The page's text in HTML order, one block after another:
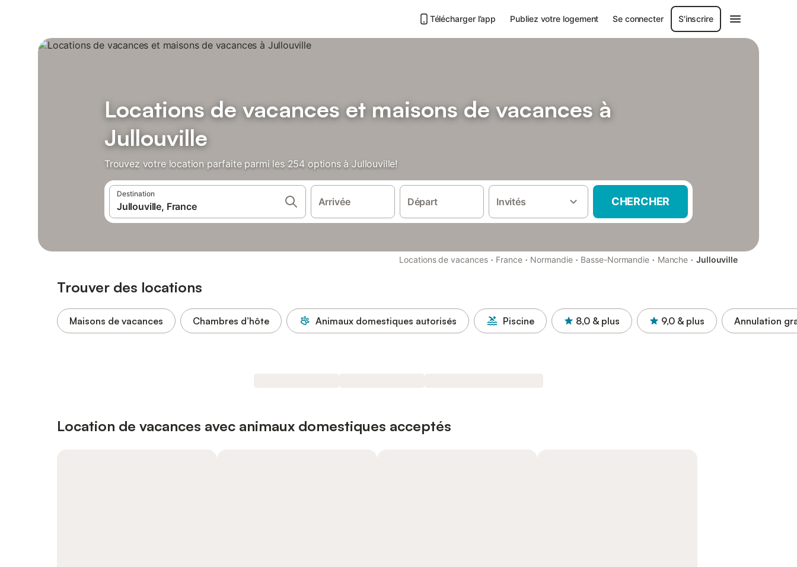
Télécharger l’app Publiez votre logement Se connecter S'inscrire
Locations de vacances et maisons de vacances à
Jullouville
Trouvez votre location parfaite parmi les 254 options à Jullouville!
Destination
Arrivée Départ Invités CHERCHER
Locations de vacances · France · Normandie · Basse-Normandie · Manche · Jullouville
Trouver des locations
Maisons de vacances Chambres d’hôte Animaux domestiques autorisés Piscine 8,0 & plus 9,0 & plus Annulation
Location de vacances avec animaux domestiques acceptés